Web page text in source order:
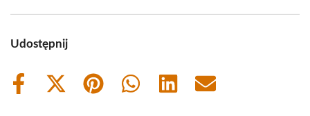
Udostępnij
Share
Share
Share
Share
Share
Share